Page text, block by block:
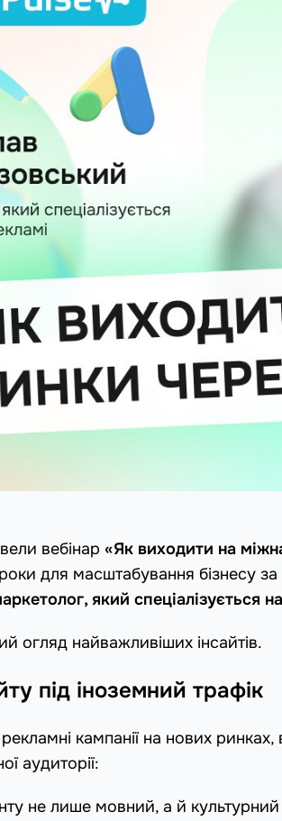
вебінар «Як виходити на
для масштабування бізнесу
який спеціалізується
огляд найважливіших інсайтів.
під іноземний трафік
кампанії на нових
аудиторії:
не лише мовний, а й